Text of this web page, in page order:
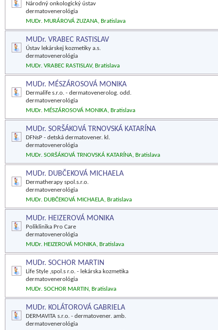
Národný onkologický ústav
dermatovenerológia
MUDr. MURÁROVÁ ZUZANA, Bratislava
MUDr. VRABEC RASTISLAV
Ústav lekárskej kozmetiky a.s.
dermatovenerológia
MUDr. VRABEC RASTISLAV, Bratislava
MUDr. MÉSZÁROSOVÁ MONIKA
Dermalife s.r.o. - dermatovenerolog. odd.
dermatovenerológia
MUDr. MÉSZÁROSOVÁ MONIKA, Bratislava
MUDr. SORŠÁKOVÁ TRNOVSKÁ KATARÍNA
DFNsP - detská dermatovener. kl.
dermatovenerológia
MUDr. SORŠÁKOVÁ TRNOVSKÁ KATARÍNA, Bratislava
MUDr. DUBČEKOVÁ MICHAELA
Dermatherapy spol.s.r.o.
dermatovenerológia
MUDr. DUBČEKOVÁ MICHAELA, Bratislava
MUDr. HEIZEROVÁ MONIKA
Poliklinika Pro Care
dermatovenerológia
MUDr. HEIZEROVÁ MONIKA, Bratislava
MUDr. SOCHOR MARTIN
Life Style ,spol.s r.o. - lekárska kozmetika
dermatovenerológia
MUDr. SOCHOR MARTIN, Bratislava
MUDr. KOLÁTOROVÁ GABRIELA
DERMAVITA s.r.o. - dermatovener. amb.
dermatovenerológia